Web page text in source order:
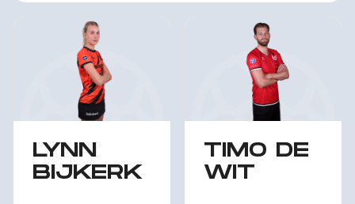
LYNN
BIJKERK
TIMO DE
WIT